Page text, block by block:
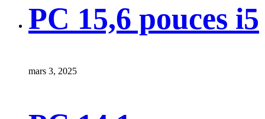
PC 15,6 pouces i5
mars 3, 2025